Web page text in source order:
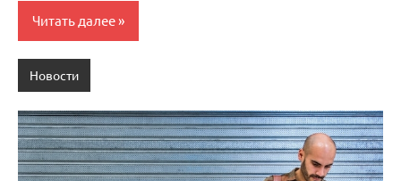
Читать далее
Новости